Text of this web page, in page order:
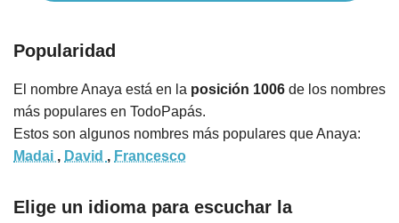
Popularidad
El nombre Anaya está en la posición 1006 de los nombres
más populares en TodoPapás.
Estos son algunos nombres más populares que Anaya:
Madai , David , Francesco
Elige un idioma para escuchar la